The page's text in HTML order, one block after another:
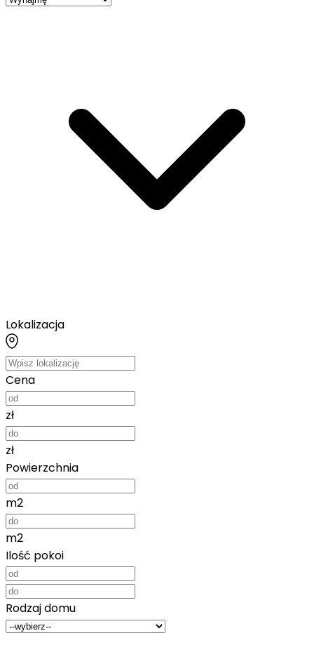
Lokalizacja
Cena
zł
zł
Powierzchnia
m2
m2
Ilość pokoi
Rodzaj domu